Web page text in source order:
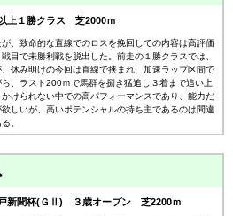
上１勝クラス 芝2000ｍ
、致命的な直線でのロスを挽回しての内容は高評価
目で未勝利戦を脱出した。前走の１勝クラスでは、
休み明けの今回は直線で挟まれ、加速ラップ区間で
、ラスト200ｍで馬群を捌き猛追し３着まで追い上
けられない中での高パフォーマンスであり、能力だ
しいが、高いポテンシャルの持ち主であるのは間違
。
新聞杯(ＧⅡ) ３歳オープン 芝2200ｍ